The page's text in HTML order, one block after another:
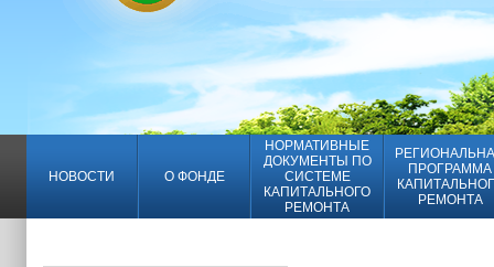
НОВОСТИ О ФОНДЕ
НОРМАТИВНЫЕ
ДОКУМЕНТЫ ПО
СИСТЕМЕ
КАПИТАЛЬНОГО
РЕМОНТА
ПРОГРАММА
РЕМОНТА